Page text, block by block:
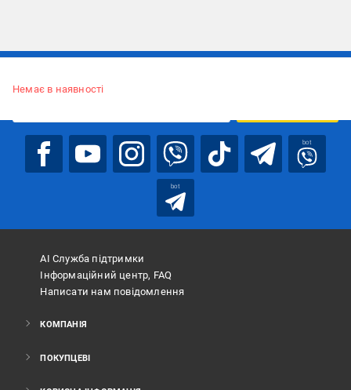
Немає в наявності
bot
bot
АІ Служба підтримки
Інформаційний центр, FAQ
Написати нам повідомлення
КОМПАНІЯ
ПОКУПЦЕВІ